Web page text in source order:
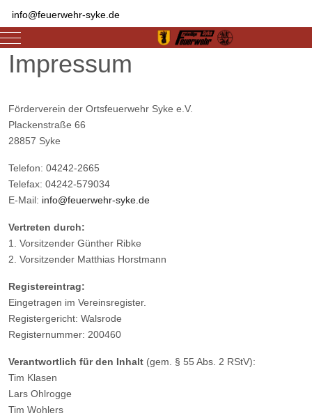
info@feuerwehr-syke.de
Mobile Menu Toggle
Impressum
Förderverein der Ortsfeuerwehr Syke e.V.
Plackenstraße 66
28857 Syke
Telefon: 04242-2665
Telefax: 04242-579034
E-Mail: info@feuerwehr-syke.de
Vertreten durch:
1. Vorsitzender Günther Ribke
2. Vorsitzender Matthias Horstmann
Registereintrag:
Eingetragen im Vereinsregister.
Registergericht: Walsrode
Registernummer: 200460
Verantwortlich für den Inhalt (gem. § 55 Abs. 2 RStV):
Tim Klasen
Lars Ohlrogge
Tim Wohlers